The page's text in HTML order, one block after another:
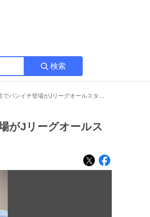
検索
ヴァンくん、金ピカ姿でパンイチ登場がJリーグオールスターDAZNカップで話題に
がJリーグオールス